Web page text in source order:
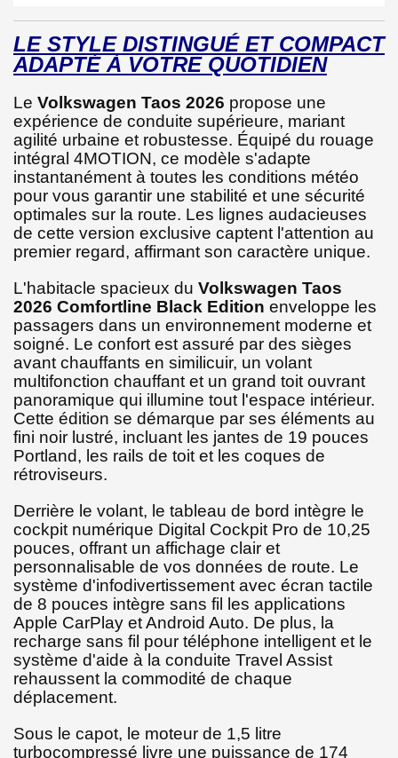
LE STYLE DISTINGUÉ ET COMPACT
ADAPTÉ À VOTRE QUOTIDIEN
Le Volkswagen Taos 2026 propose une
expérience de conduite supérieure, mariant
agilité urbaine et robustesse. Équipé du rouage
intégral 4MOTION, ce modèle s'adapte
instantanément à toutes les conditions météo
pour vous garantir une stabilité et une sécurité
optimales sur la route. Les lignes audacieuses
de cette version exclusive captent l'attention au
premier regard, affirmant son caractère unique.
L'habitacle spacieux du Volkswagen Taos
2026 Comfortline Black Edition enveloppe les
passagers dans un environnement moderne et
soigné. Le confort est assuré par des sièges
avant chauffants en similicuir, un volant
multifonction chauffant et un grand toit ouvrant
panoramique qui illumine tout l'espace intérieur.
Cette édition se démarque par ses éléments au
fini noir lustré, incluant les jantes de 19 pouces
Portland, les rails de toit et les coques de
rétroviseurs.
Derrière le volant, le tableau de bord intègre le
cockpit numérique Digital Cockpit Pro de 10,25
pouces, offrant un affichage clair et
personnalisable de vos données de route. Le
système d'infodivertissement avec écran tactile
de 8 pouces intègre sans fil les applications
Apple CarPlay et Android Auto. De plus, la
recharge sans fil pour téléphone intelligent et le
système d'aide à la conduite Travel Assist
rehaussent la commodité de chaque
déplacement.
Sous le capot, le moteur de 1,5 litre
turbocompressé livre une puissance de 174